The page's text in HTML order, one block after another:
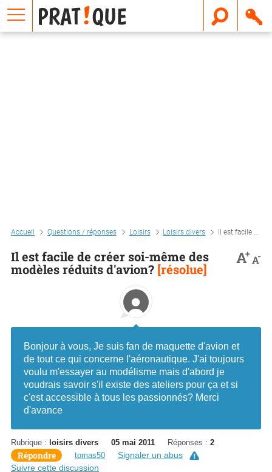
Accueil Questions / réponses Loisirs Loisirs divers Il est facile de créer soi-même des modèles réduits d'avion?
Il est facile de créer soi-même des
modèles réduits d'avion? [résolue]
A+A-
Bonjour à vous, Je suis fan de maquette d'avion et
de tout ce qui concerne l'aéronautique. J'ai toujours
voulu m'essayer au modélisme mais d'abord je
voudrais savoir s'il existe des ateliers pour ça et si
c'est accessible à tous les passionnés? Merci
d'avance
Rubrique : loisirs divers 05 mai 2011 Réponses : 2
Répondre tomas50
Signaler un abus
Suivre cette discussion
E
m
a